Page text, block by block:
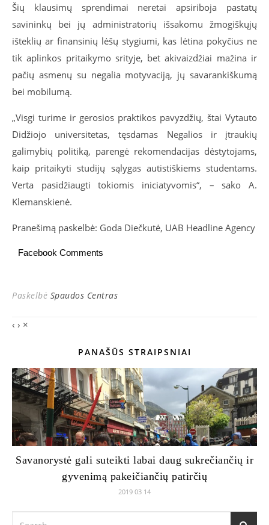
Šių klausimų sprendimai neretai apsiriboja pastatų
savininkų bei jų administratorių išsakomu žmogiškųjų
išteklių ar finansinių lėšų stygiumi, kas lėtina pokyčius ne
tik aplinkos pritaikymo srityje, bet akivaizdžiai mažina ir
pačių asmenų su negalia motyvaciją, jų savarankiškumą
bei mobilumą.
„Visgi turime ir gerosios praktikos pavyzdžių, štai Vytauto
Didžiojo universitetas, tęsdamas Negalios ir įtraukių
galimybių politiką, parengė rekomendacijas dėstytojams,
kaip pritaikyti studijų sąlygas autistiškiems studentams.
Verta pasidžiaugti tokiomis iniciatyvomis“, – sako A.
Klemanskienė.
Pranešimą paskelbė: Goda Diečkutė, UAB Headline Agency
Facebook Comments
Paskelbė Spaudos Centras
‹ › ×
PANAŠŪS STRAIPSNIAI
Savanorystė gali suteikti labai daug sukrečiančių ir
gyvenimą pakeičiančių patirčių
2019 03 14